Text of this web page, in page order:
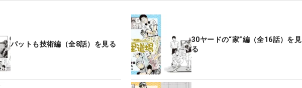
パットも技術編（全8話）を見る
30ヤードの“家”編（全16話）を見
る